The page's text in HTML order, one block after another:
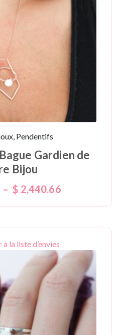
Pendentifs
Gardien de
Bijou
– $ 2,440.66
la liste d’envies